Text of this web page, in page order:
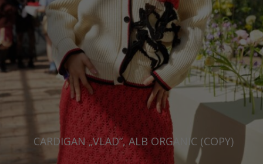
CARDIGAN „VLAD”, ALB ORGANIC (COPY)